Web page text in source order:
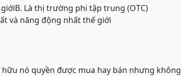
B. Là thị trường phi tập trung (OTC)
và năng động nhất thế giới
nó quyền được mua hay bán nhưng không